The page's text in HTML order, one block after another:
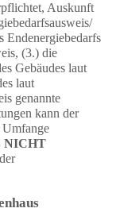
Auskunft
Endenergiebedarfs
(3.) die
Gebäudes laut
laut
genannte
kann der
NICHT